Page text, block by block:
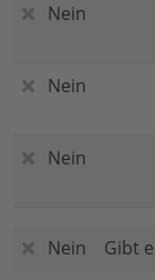
Nein
Nein
Nein
Nein
Gibt